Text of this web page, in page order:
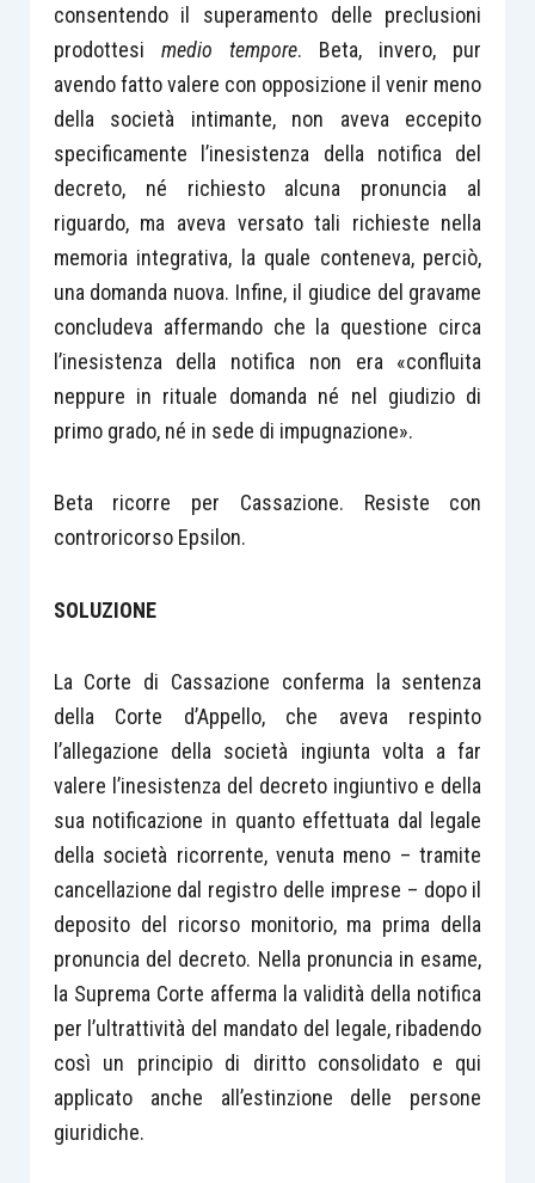
consentendo il superamento delle preclusioni
prodottesi medio tempore. Beta, invero, pur
avendo fatto valere con opposizione il venir meno
della società intimante, non aveva eccepito
specificamente l’inesistenza della notifica del
decreto, né richiesto alcuna pronuncia al
riguardo, ma aveva versato tali richieste nella
memoria integrativa, la quale conteneva, perciò,
una domanda nuova. Infine, il giudice del gravame
concludeva affermando che la questione circa
l’inesistenza della notifica non era «confluita
neppure in rituale domanda né nel giudizio di
primo grado, né in sede di impugnazione».
Beta ricorre per Cassazione. Resiste con
controricorso Epsilon.
SOLUZIONE
La Corte di Cassazione conferma la sentenza
della Corte d’Appello, che aveva respinto
l’allegazione della società ingiunta volta a far
valere l’inesistenza del decreto ingiuntivo e della
sua notificazione in quanto effettuata dal legale
della società ricorrente, venuta meno – tramite
cancellazione dal registro delle imprese – dopo il
deposito del ricorso monitorio, ma prima della
pronuncia del decreto. Nella pronuncia in esame,
la Suprema Corte afferma la validità della notifica
per l’ultrattività del mandato del legale, ribadendo
così un principio di diritto consolidato e qui
applicato anche all’estinzione delle persone
giuridiche.